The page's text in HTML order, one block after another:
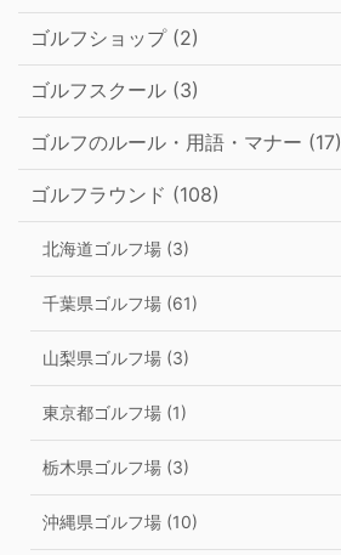
ゴルフショップ (2)
ゴルフスクール (3)
ゴルフのルール・用語・マナー (17)
ゴルフラウンド (108)
北海道ゴルフ場 (3)
千葉県ゴルフ場 (61)
山梨県ゴルフ場 (3)
東京都ゴルフ場 (1)
栃木県ゴルフ場 (3)
沖縄県ゴルフ場 (10)